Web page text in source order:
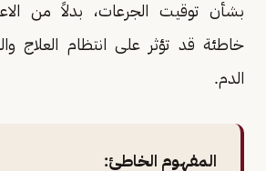
بشأن توقيت الجرعات، بدلاً من
خاطئة قد تؤثر على انتظام العلاج
الدم.
المفهوم الخاطئ: